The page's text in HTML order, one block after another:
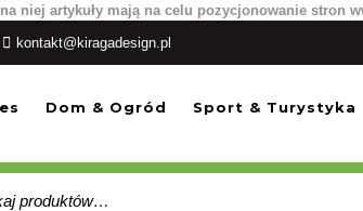
niej artykuły mają na celu pozycjonowanie stron
kontakt@kiragadesign.pl
Dom & Ogród Sport & Turystyka